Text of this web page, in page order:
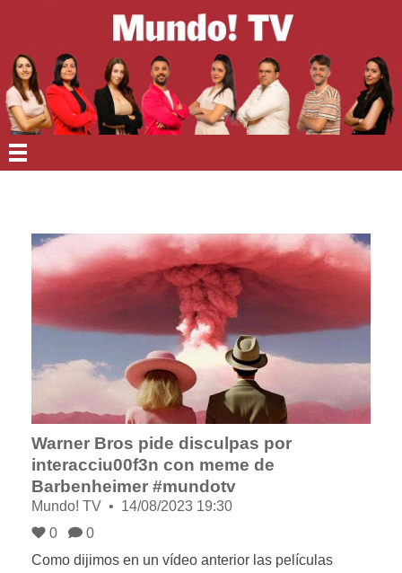
Warner Bros pide disculpas por
interacciu00f3n con meme de
Barbenheimer #mundotv
Mundo! TV
14/08/2023 19:30
0
0
Como dijimos en un vídeo anterior las películas